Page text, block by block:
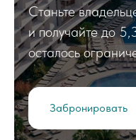
Станьте
и получайте до
осталось
Забронировать